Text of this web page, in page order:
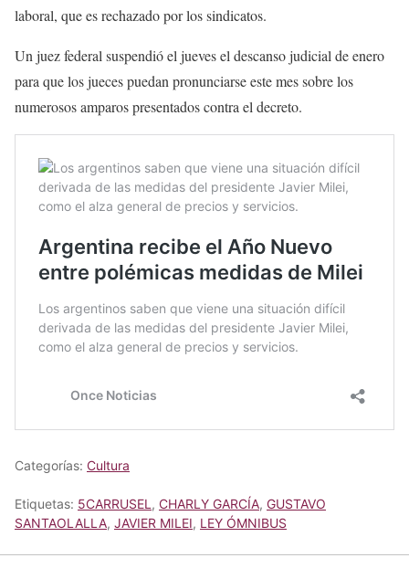
laboral, que es rechazado por los sindicatos.
Un juez federal suspendió el jueves el descanso judicial de enero
para que los jueces puedan pronunciarse este mes sobre los
numerosos amparos presentados contra el decreto.
Categorías: Cultura
Etiquetas: 5CARRUSEL , CHARLY GARCÍA, GUSTAVO
SANTAOLALLA, JAVIER MILEI, LEY ÓMNIBUS